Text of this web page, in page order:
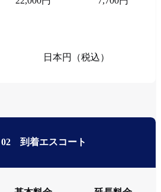
日本円（税込）
到着エスコート